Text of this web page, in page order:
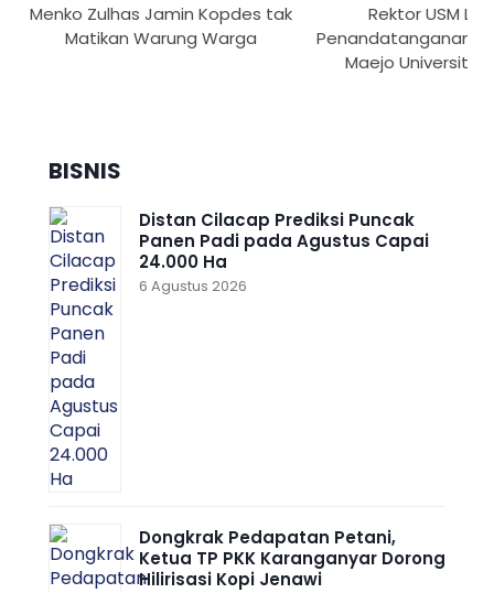
Menko Zulhas Jamin Kopdes tak
Matikan Warung Warga
Rektor USM
Penandatanganan
Maejo University
BISNIS
Distan Cilacap Prediksi Puncak
Panen Padi pada Agustus Capai
24.000 Ha
6 Agustus 2026
Dongkrak Pedapatan Petani,
Ketua TP PKK Karanganyar Dorong
Hilirisasi Kopi Jenawi